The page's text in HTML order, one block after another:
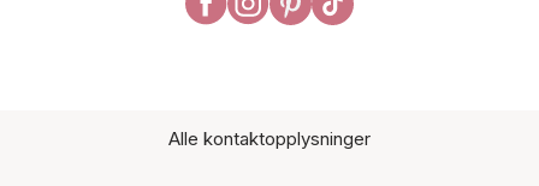
Alle kontaktopplysninger